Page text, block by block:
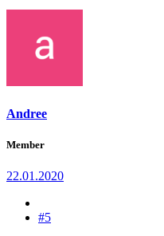
Andree
Member
22.01.2020
#5